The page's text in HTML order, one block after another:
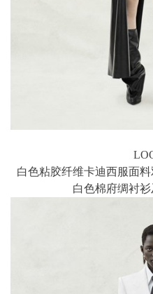
白色粘胶纤维卡迪西服面
白色棉府绸衬衫